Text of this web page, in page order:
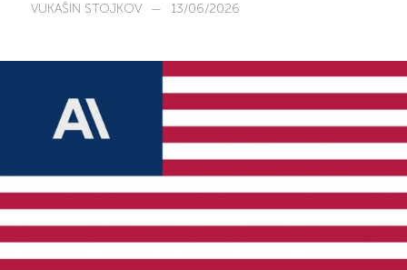
VUKAŠIN STOJKOV — 13/06/2026